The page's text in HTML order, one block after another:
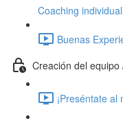
Coaching
Buenas
Creación del equipo
¡Preséntate al